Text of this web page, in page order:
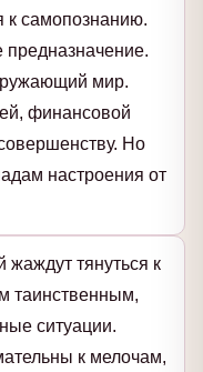
к самопознанию.
предназначение.
мир.
финансовой
Но
настроения от
жаждут тянуться к
таинственным,
ситуации.
к мелочам,